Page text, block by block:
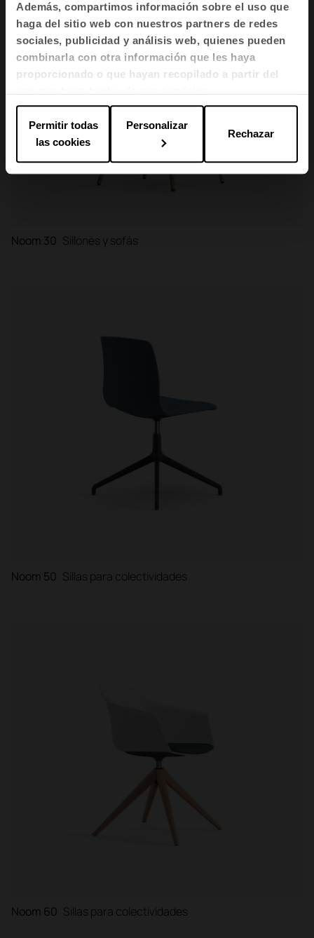
Además, compartimos información sobre el uso que
haga del sitio web con nuestros partners de redes
sociales, publicidad y análisis web, quienes pueden
combinarla con otra información que les haya
proporcionado o que hayan recopilado a partir del
Permitir todas
las cookies
Personalizar
Rechazar
Noom 30 Sillones y sofás
Noom 50 Sillas para colectividades
Noom 60 Sillas para colectividades